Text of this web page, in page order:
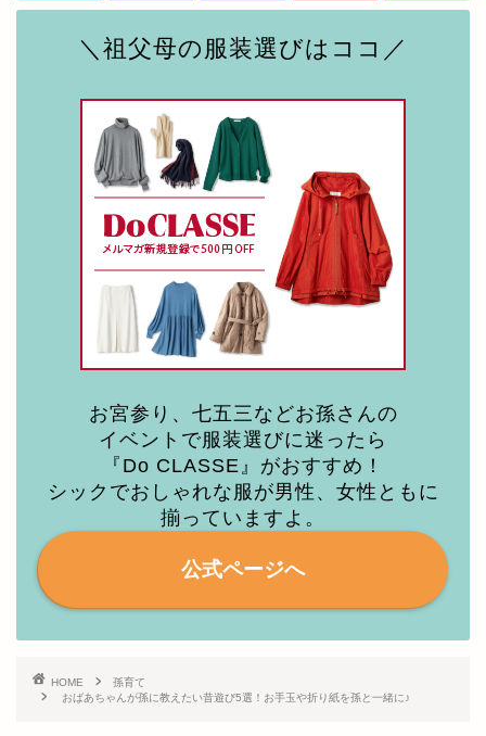
＼祖父母の服装選びはココ／
お宮参り、七五三などお孫さんの
イベントで服装選びに迷ったら
『Do CLASSE』がおすすめ！
シックでおしゃれな服が男性、女性ともに
揃っていますよ。
公式ページへ
HOME
孫育て
おばあちゃんが孫に教えたい昔遊び5選！お手玉や折り紙を孫と一緒に♪